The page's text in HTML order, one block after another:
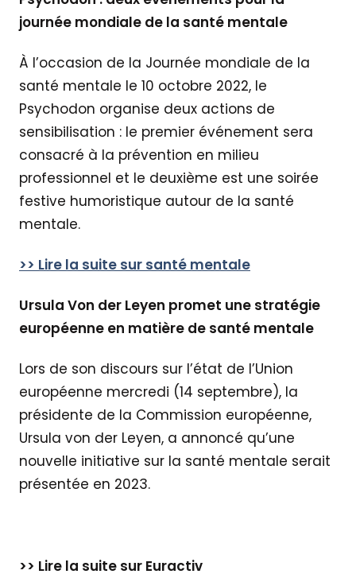
journée mondiale de la santé mentale
À l’occasion de la Journée mondiale de la
santé mentale le 10 octobre 2022, le
Psychodon organise deux actions de
sensibilisation : le premier événement sera
consacré à la prévention en milieu
professionnel et le deuxième est une soirée
festive humoristique autour de la santé
mentale.
>> Lire la suite sur santé mentale
Ursula Von der Leyen promet une stratégie
européenne en matière de santé mentale
Lors de son discours sur l’état de l’Union
européenne mercredi (14 septembre), la
présidente de la Commission européenne,
Ursula von der Leyen, a annoncé qu’une
nouvelle initiative sur la santé mentale serait
présentée en 2023.
>> Lire la suite sur Euractiv